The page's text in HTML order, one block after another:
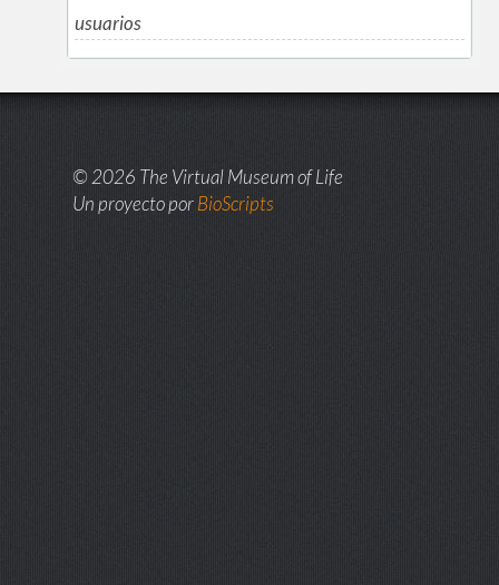
usuarios
© 2026 The Virtual Museum of Life
Un proyecto porBioScripts